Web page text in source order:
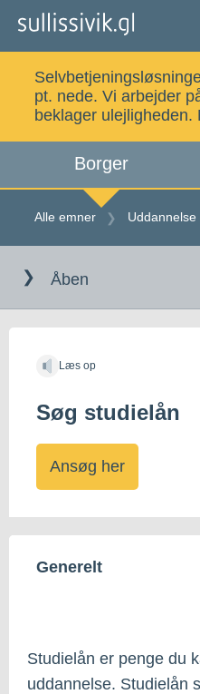
Alle emner
pt. nede. Vi arbejder
beklager ulejligheden.
Borger
Alle emner Uddannelse
indholdet
Åben
Læs op
Søg studielån
Ansøg her
Generelt
Studielån er penge du
uddannelse. Studielån